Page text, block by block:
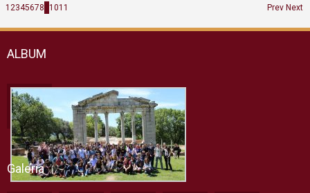
1 2345678 1011 Prev Next
ALBUM
Galeria